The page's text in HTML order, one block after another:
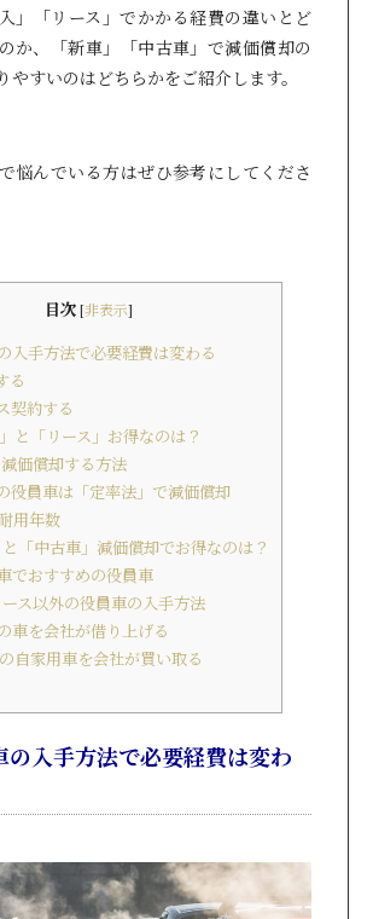
」「リース」でかかる経費の違いとど
か、「新車」「中古車」で減価償却の
やすいのはどちらかをご紹介します。
悩んでいる方はぜひ参考にしてくださ
目次 [非表示]
手方法で必要経費は変わる
る
契約する
「リース」お得なのは？
価償却する方法
員車は「定率法」で減価償却
用年数
「中古車」減価償却でお得なのは？
おすすめの役員車
ス以外の役員車の入手方法
を会社が借り上げる
家用車を会社が買い取る
入手方法で必要経費は変わ